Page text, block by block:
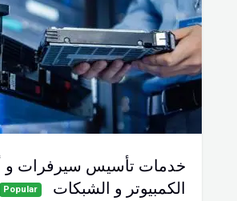
خدمات تأسيس سيرفرات و
الكمبيوتر و الشبكات
Popular